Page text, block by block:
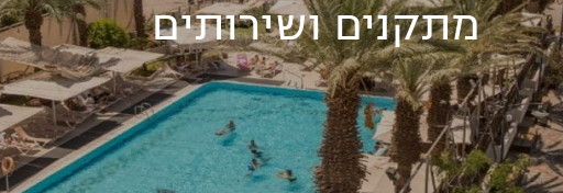
מתקנים ושירותים